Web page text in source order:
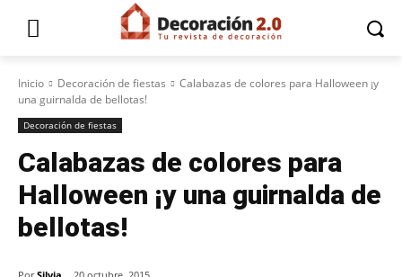
Inicio Decoración de fiestas
Calabazas de colores para Halloween ¡y
una guirnalda de bellotas!
Decoración de fiestas
Calabazas de colores para
Halloween ¡y una guirnalda de
bellotas!